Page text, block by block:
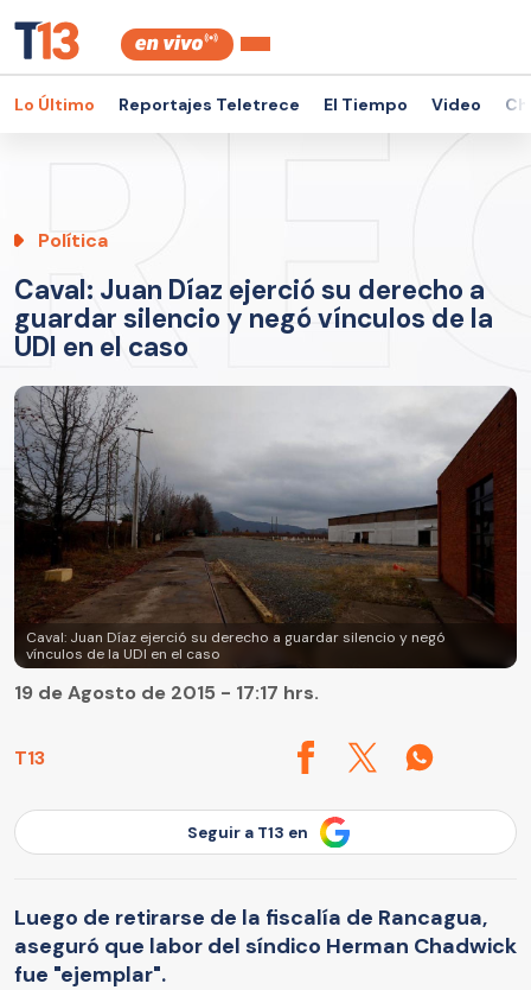
Lo Último Reportajes Teletrece El Tiempo Video
Política
Caval: Juan Díaz ejerció su derecho a
guardar silencio y negó vínculos de la
UDI en el caso
Caval: Juan Díaz ejerció su derecho a guardar silencio y negó
vínculos de la UDI en el caso
T13
19 de Agosto de 2015 - 17:17 hrs.
Seguir a T13 en
Luego de retirarse de la fiscalía de Rancagua,
aseguró que labor del síndico Herman Chadwick
fue "ejemplar".